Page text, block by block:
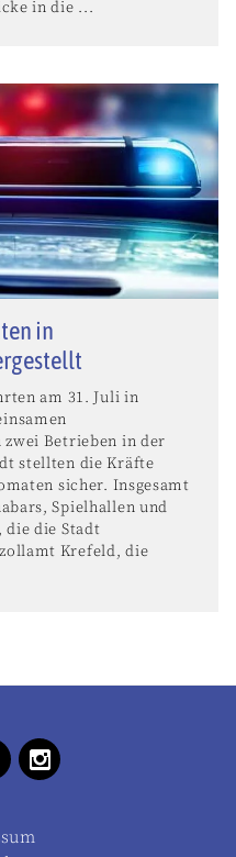
in die ...
in
am 31. Juli in
Betrieben in der
stellten die Kräfte
sicher. Insgesamt
Spielhallen und
die die Stadt
Krefeld, die